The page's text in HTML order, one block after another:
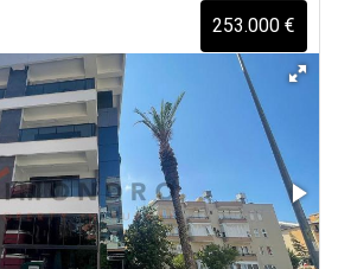
253.000 €